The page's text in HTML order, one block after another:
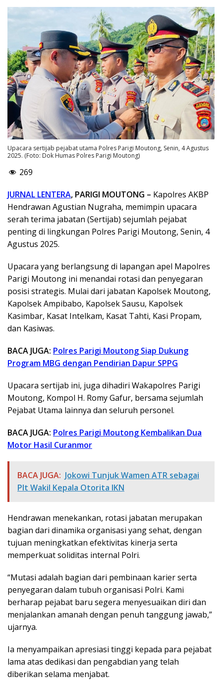
Upacara sertijab pejabat utama Polres Parigi Moutong, Senin, 4 Agustus
2025. (Foto: Dok Humas Polres Parigi Moutong)
269
JURNAL LENTERA, PARIGI MOUTONG – Kapolres AKBP
Hendrawan Agustian Nugraha, memimpin upacara
serah terima jabatan (Sertijab) sejumlah pejabat
penting di lingkungan Polres Parigi Moutong, Senin, 4
Agustus 2025.
Upacara yang berlangsung di lapangan apel Mapolres
Parigi Moutong ini menandai rotasi dan penyegaran
posisi strategis. Mulai dari jabatan Kapolsek Moutong,
Kapolsek Ampibabo, Kapolsek Sausu, Kapolsek
Kasimbar, Kasat Intelkam, Kasat Tahti, Kasi Propam,
dan Kasiwas.
BACA JUGA: Polres Parigi Moutong Siap Dukung
Program MBG dengan Pendirian Dapur SPPG
Upacara sertijab ini, juga dihadiri Wakapolres Parigi
Moutong, Kompol H. Romy Gafur, bersama sejumlah
Pejabat Utama lainnya dan seluruh personel.
BACA JUGA: Polres Parigi Moutong Kembalikan Dua
Motor Hasil Curanmor
BACA JUGA: Jokowi Tunjuk Wamen ATR sebagai
Plt Wakil Kepala Otorita IKN
Hendrawan menekankan, rotasi jabatan merupakan
bagian dari dinamika organisasi yang sehat, dengan
tujuan meningkatkan efektivitas kinerja serta
memperkuat soliditas internal Polri.
“Mutasi adalah bagian dari pembinaan karier serta
penyegaran dalam tubuh organisasi Polri. Kami
berharap pejabat baru segera menyesuaikan diri dan
menjalankan amanah dengan penuh tanggung jawab,”
ujarnya.
Ia menyampaikan apresiasi tinggi kepada para pejabat
lama atas dedikasi dan pengabdian yang telah
diberikan selama menjabat.